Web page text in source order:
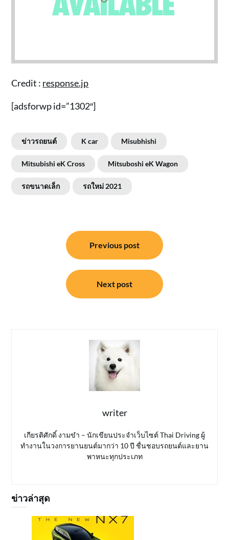
Credit : response.jp
[adsforwp id=”1302″]
ข่าวรถยนต์ K car Misubhishi
Mitsubishi eK Cross Mitsuboshi eK Wagon
รถขนาดเล็ก รถใหม่ 2021
Previous post
Next post
writer
เกียรติศักดิ์ งามขำ – นักเขียนประจำเว็บไซต์ Thai Driving ผู้
ทำงานในวงการยานยนต์มากว่า 10 ปี ชื่นชอบรถยนต์และยาน
พาหนะทุกประเภท
ข่าวล่าสุด